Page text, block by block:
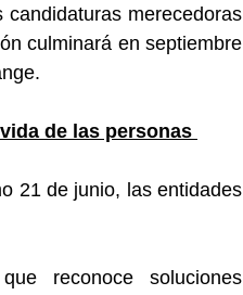
merecedoras
culminará en septiembre
de las personas
21 de junio, las entidades
reconoce soluciones